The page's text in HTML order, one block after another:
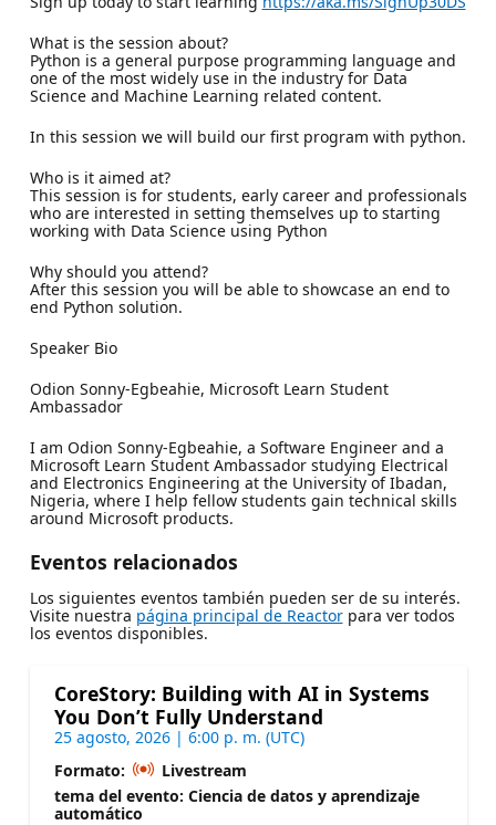
What is the session about?
Python is a general purpose programming language and
one of the most widely use in the industry for Data
Science and Machine Learning related content.
In this session we will build our first program with python.
Who is it aimed at?
This session is for students, early career and professionals
who are interested in setting themselves up to starting
working with Data Science using Python
Why should you attend?
After this session you will be able to showcase an end to
end Python solution.
Speaker Bio
Odion Sonny-Egbeahie, Microsoft Learn Student
Ambassador
I am Odion Sonny-Egbeahie, a Software Engineer and a
Microsoft Learn Student Ambassador studying Electrical
and Electronics Engineering at the University of Ibadan,
Nigeria, where I help fellow students gain technical skills
around Microsoft products.
Eventos relacionados
Los siguientes eventos también pueden ser de su interés.
Visite nuestra página principal de Reactorpara ver todos
los eventos disponibles.
CoreStory: Building with AI in Systems
You Don’t Fully Understand
25 agosto, 2026 | 6:00 p. m. (UTC)
Formato:
Livestream
tema del evento: Ciencia de datos y aprendizaje
automático